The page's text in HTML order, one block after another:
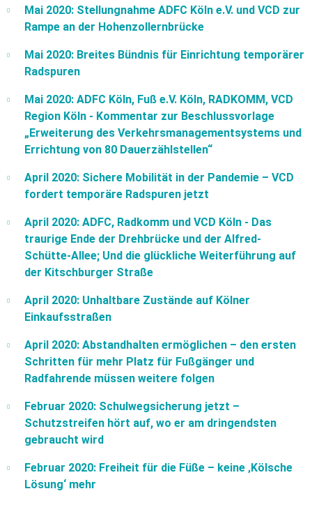
Mai 2020: Stellungnahme ADFC Köln e.V. und VCD zur
Rampe an der Hohenzollernbrücke
Mai 2020: Breites Bündnis für Einrichtung temporärer
Radspuren
Mai 2020: ADFC Köln, Fuß e.V. Köln, RADKOMM, VCD
Region Köln - Kommentar zur Beschlussvorlage
„Erweiterung des Verkehrsmanagementsystems und
Errichtung von 80 Dauerzählstellen“
April 2020: Sichere Mobilität in der Pandemie – VCD
fordert temporäre Radspuren jetzt
April 2020: ADFC, Radkomm und VCD Köln - Das
traurige Ende der Drehbrücke und der Alfred-
Schütte-Allee; Und die glückliche Weiterführung auf
der Kitschburger Straße
April 2020: Unhaltbare Zustände auf Kölner
Einkaufsstraßen
April 2020: Abstandhalten ermöglichen – den ersten
Schritten für mehr Platz für Fußgänger und
Radfahrende müssen weitere folgen
Februar 2020: Schulwegsicherung jetzt –
Schutzstreifen hört auf, wo er am dringendsten
gebraucht wird
Februar 2020: Freiheit für die Füße – keine ‚Kölsche
Lösung‘ mehr